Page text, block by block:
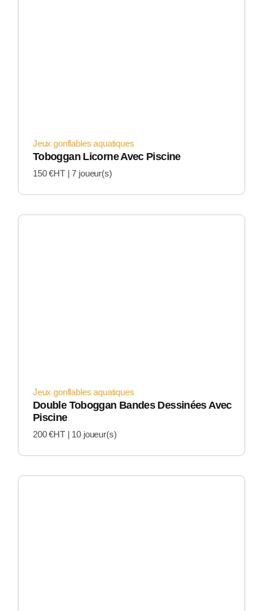
Jeux gonflables aquatiques
Toboggan Licorne Avec Piscine
150 €HT | 7 joueur(s)
Jeux gonflables aquatiques
Double Toboggan Bandes Dessinées Avec
Piscine
200 €HT | 10 joueur(s)